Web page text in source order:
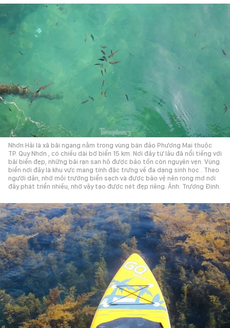
Nhơn Hải là xã bãi ngang nằm trong vùng bán đảo Phương Mai thuộc
TP. Quy Nhơn , có chiều dài bờ biển 15 km. Nơi đây từ lâu đã nổi tiếng với
bãi biển đẹp, những bãi rạn san hô được bảo tồn còn nguyên vẹn. Vùng
biển nơi đây là khu vực mang tính đặc trưng về đa dạng sinh học . Theo
người dân, nhờ môi trường biển sạch và được bảo vệ nên rong mơ nơi
đây phát triển nhiều, nhờ vậy tạo được nét đẹp riêng. Ảnh: Trương Định.